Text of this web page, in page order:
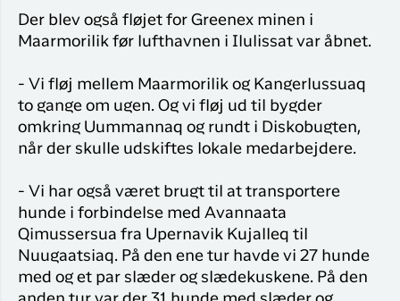
Der blev også fløjet for Greenex minen i
Maarmorilik før lufthavnen i Ilulissat var åbnet.
- Vi fløj mellem Maarmorilik og Kangerlussuaq
to gange om ugen. Og vi fløj ud til bygder
omkring Uummannaq og rundt i Diskobugten,
når der skulle udskiftes lokale medarbejdere.
- Vi har også været brugt til at transportere
hunde i forbindelse med Avannaata
Qimussersua fra Upernavik Kujalleq til
Nuugaatsiaq. På den ene tur havde vi 27 hunde
med og et par slæder og slædekuskene. På den